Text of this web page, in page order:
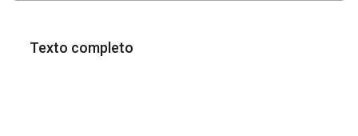
Texto completo